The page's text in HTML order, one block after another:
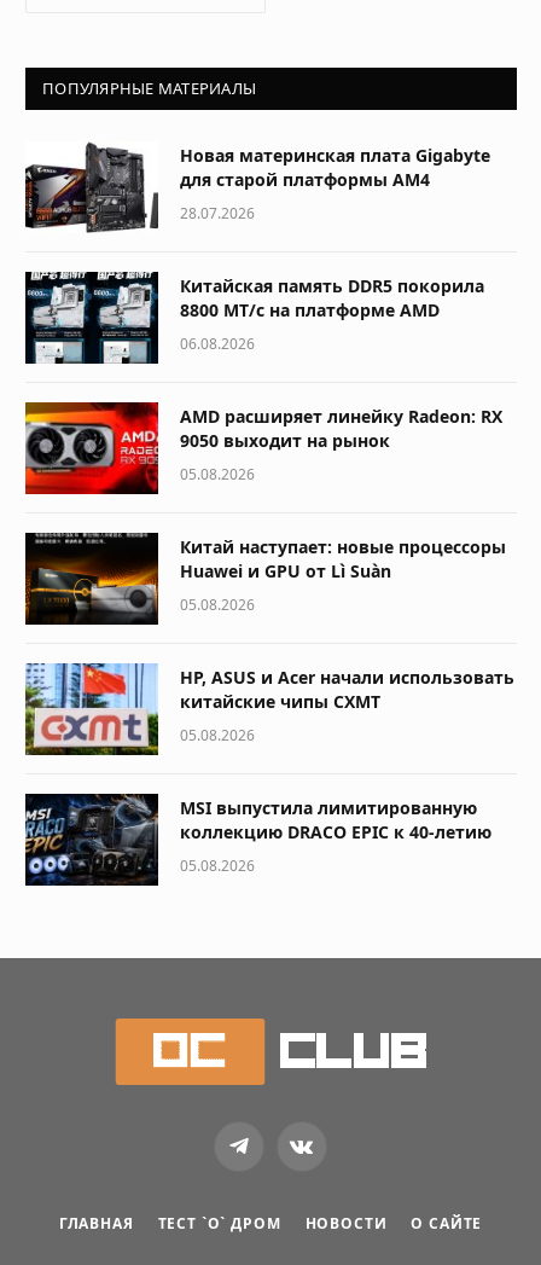
ПОПУЛЯРНЫЕ МАТЕРИАЛЫ
Новая материнская плата Gigabyte
для старой платформы AM4
28.07.2026
Китайская память DDR5 покорила
8800 МТ/с на платформе AMD
06.08.2026
AMD расширяет линейку Radeon: RX
9050 выходит на рынок
05.08.2026
Китай наступает: новые процессоры
Huawei и GPU от Lì Suàn
05.08.2026
HP, ASUS и Acer начали использовать
китайские чипы CXMT
05.08.2026
MSI выпустила лимитированную
коллекцию DRACO EPIC к 40-летию
05.08.2026
TelegramVKontakte
ГЛАВНАЯ ТЕСТ `О` ДРОМ НОВОСТИ О САЙТЕ